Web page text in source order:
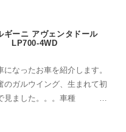
2023年走行距離 新車外装
ギーニ アヴェンタドール
LP700-4WD
になったお車を紹介します。
のガルウイング、生まれて初
で見ました。。。車種